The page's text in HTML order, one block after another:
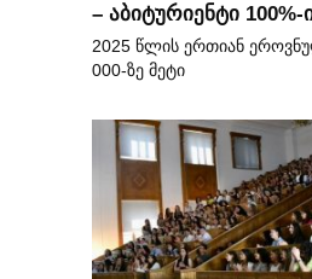
– აბიტურიენტი
2025 წლის ერთიან
000-ზე მეტი